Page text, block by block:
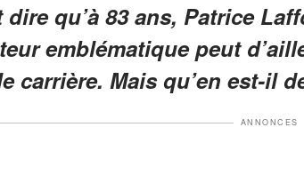
dire qu’à 83 ans, Patrice
emblématique peut
carrière. Mais qu’en est-il
ANNONCES